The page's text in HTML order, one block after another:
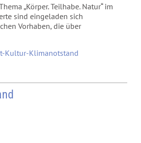
„Körper. Teilhabe. Natur“ im
sind eingeladen sich
Vorhaben, die über
Kultur-Klimanotstand